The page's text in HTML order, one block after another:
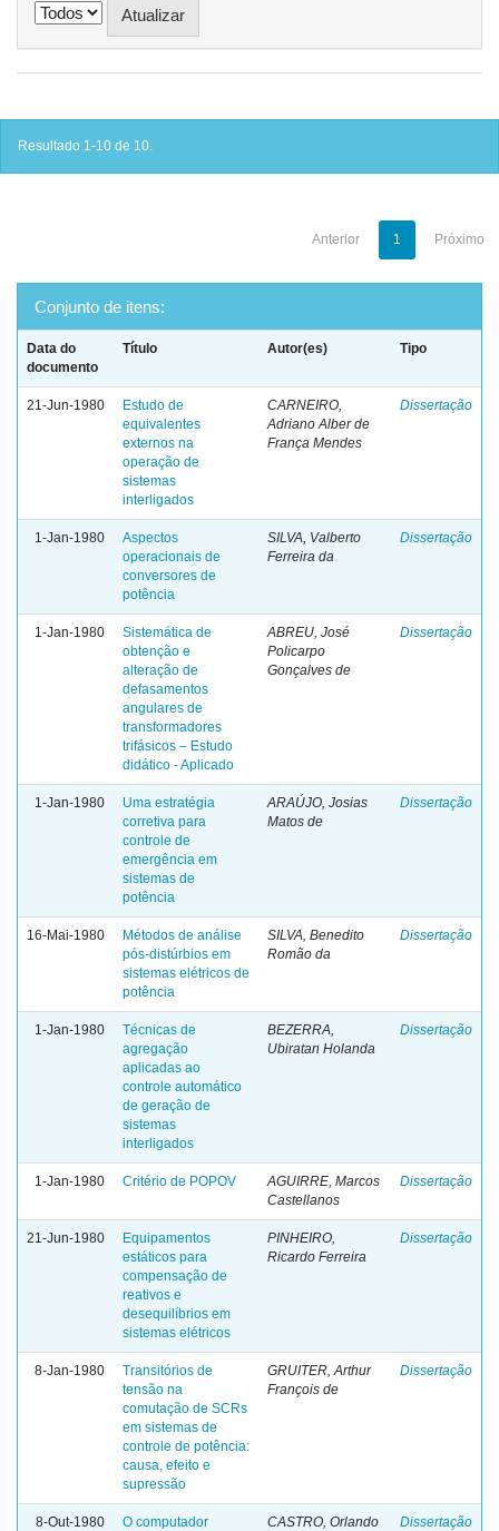
Resultado 1-10 de 10.
Anterior 1 Próximo
Conjunto de itens:
Data do
documento
Título Autor(es) Tipo
21-Jun-1980
Estudo de
equivalentes
externos na
operação de
sistemas
interligados
CARNEIRO,
Adriano Alber de
França Mendes
Dissertação
1-Jan-1980
Aspectos
operacionais de
conversores de
potência
SILVA, Valberto
Ferreira da
Dissertação
1-Jan-1980
Sistemática de
obtenção e
alteração de
defasamentos
angulares de
transformadores
trifásicos – Estudo
didático - Aplicado
ABREU, José
Policarpo
Gonçalves de
Dissertação
1-Jan-1980
Uma estratégia
corretiva para
controle de
emergência em
sistemas de
potência
ARAÚJO, Josias
Matos de
Dissertação
16-Mai-1980
Métodos de análise
pós-distúrbios em
sistemas elétricos de
potência
SILVA, Benedito
Romão da
Dissertação
1-Jan-1980
Técnicas de
agregação
aplicadas ao
controle automático
de geração de
sistemas
interligados
BEZERRA,
Ubiratan Holanda
Dissertação
1-Jan-1980 Critério de POPOV
AGUIRRE, Marcos
Castellanos
Dissertação
21-Jun-1980
Equipamentos
estáticos para
compensação de
reativos e
desequilíbrios em
sistemas elétricos
PINHEIRO,
Ricardo Ferreira
Dissertação
8-Jan-1980
Transitórios de
tensão na
comutação de SCRs
em sistemas de
controle de potência:
causa, efeito e
supressão
GRUITER, Arthur
François de
Dissertação
8-Out-1980
O computador
CASTRO, Orlando
Dissertação